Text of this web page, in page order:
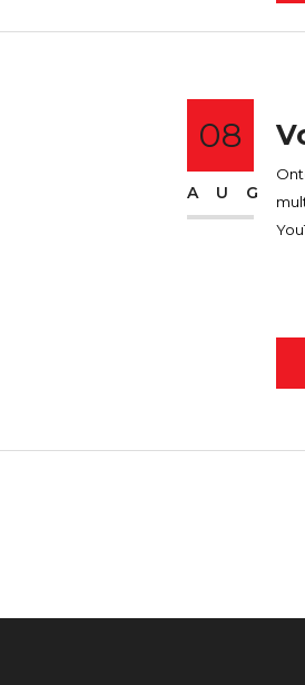
08
AUG